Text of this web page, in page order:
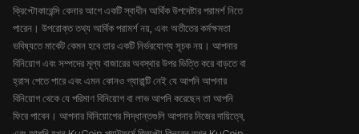
ক্রিপ্টোকারেন্সি কেনার আগে একটি স্বাধীন আর্থিক উপদেষ্টার পরামর্শ নিতে
পারেন। উপরোক্ত তথ্য আর্থিক পরামর্শ নয়, এবং অতীতের কর্মক্ষমতা
ভবিষ্যতে মার্কেট কেমন হবে তার একটি নির্ভরযোগ্য সূচক নয়। আপনার
বিনিয়োগ এবং সম্পদের মূল্য বাজারের অবস্থার উপর ভিত্তি করে বাড়তে বা
হ্রাস পেতে পারে এবং এমন কোনও গ্যারান্টি নেই যে আপনি আপনার
বিনিয়োগ থেকে যে পরিমাণ বিনিয়োগ বা লাভ আপনি করেছেন তা আপনি
ফিরে পাবেন। আপনার বিনিয়োগের সিদ্ধান্তগুলি আপনার নিজের দায়িত্বে,